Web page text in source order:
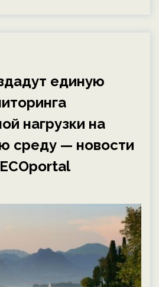
единую
нагрузки на
среду — новости